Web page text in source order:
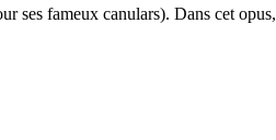
ses fameux canulars). Dans cet opus,